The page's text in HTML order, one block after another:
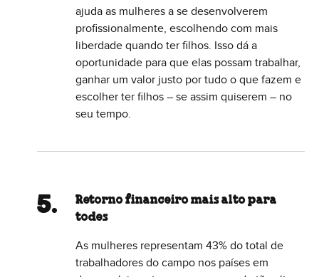
ajuda as mulheres a se desenvolverem
profissionalmente, escolhendo com mais
liberdade quando ter filhos. Isso dá a
oportunidade para que elas possam trabalhar,
ganhar um valor justo por tudo o que fazem e
escolher ter filhos – se assim quiserem – no
seu tempo.
Retorno financeiro mais alto para
todes
As mulheres representam 43% do total de
trabalhadores do campo nos países em